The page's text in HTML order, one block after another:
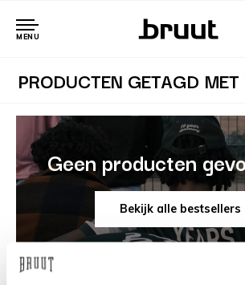
MENU
PRODUCTEN GETAGD
Geen producten
Bekijk alle bestsellers